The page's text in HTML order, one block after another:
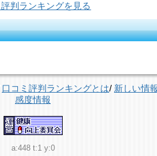
判ランキングを見る
口コミ評判ランキングとは/ 新しい情
感度情報
a:448 t:1 y:0